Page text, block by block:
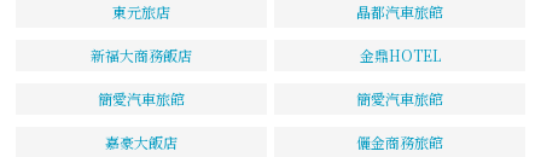
東元旅店 晶都汽車旅館
新福大商務飯店 金鼎HOTEL
簡愛汽車旅館 簡愛汽車旅館
嘉豪大飯店 儷金商務旅館